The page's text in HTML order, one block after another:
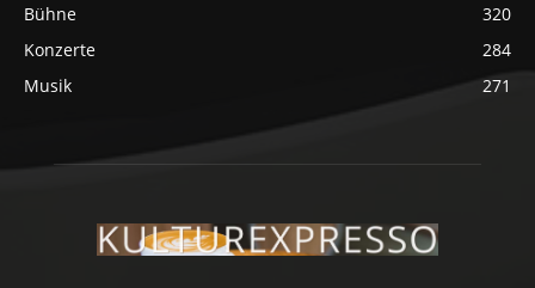
Bühne
320
Konzerte
284
Musik
271